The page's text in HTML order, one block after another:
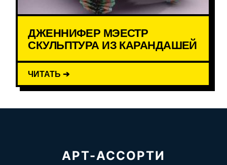
ДЖЕННИФЕР МЭЕСТР
СКУЛЬПТУРА ИЗ КАРАНДАШЕЙ
ЧИТАТЬ ➔
АРТ-АССОРТИ